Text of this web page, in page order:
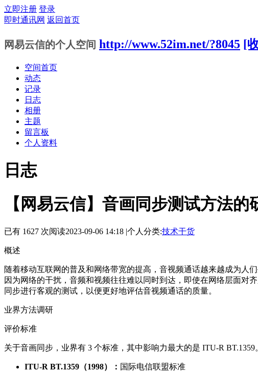
立即注册 登录
即时通讯网 返回首页
网易云信的个人空间 http://www.52im.net/?8045 [
空间首页
动态
记录
日志
相册
主题
留言板
个人资料
日志
【网易云信】音画同步测试方法的
已有 1627 次阅读2023-09-06 14:18 |个人分类:技术干货
概述
随着移动互联网的普及和网络带宽的提高，音视频通话越来越成为人
因为网络的干扰，音频和视频往往难以同时到达，即使在网络层面对
同步进行客观的测试，以便更好地评估音视频通话的质量。
业界方法调研
评价标准
关于音画同步，业界有 3 个标准，其中影响力最大的是 ITU-R BT.1359
ITU-R BT.1359（1998）： 国际电信联盟标准